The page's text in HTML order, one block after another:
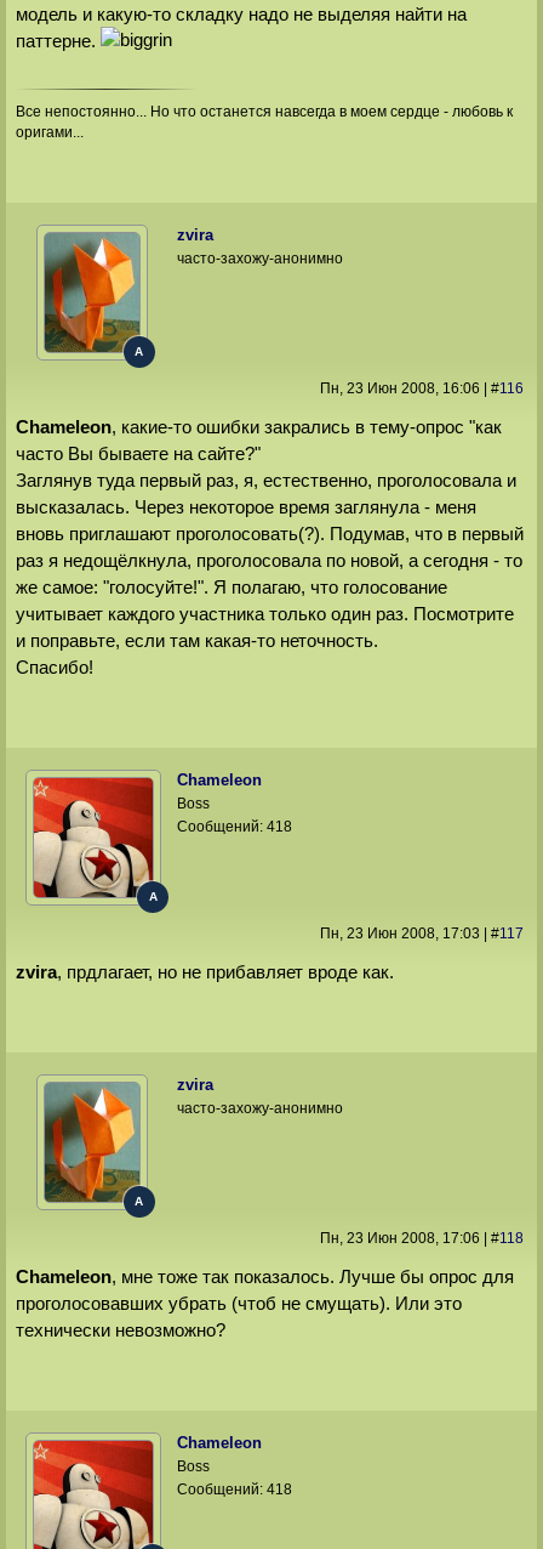
модель и какую-то складку надо не выделяя найти на
паттерне.
Все непостоянно... Но что останется навсегда в моем сердце - любовь к
оригами...
zvira
A
часто-захожу-анонимно
Пн, 23 Июн 2008, 16:06 #116
Chameleon, какие-то ошибки закрались в тему-опрос "как
часто Вы бываете на сайте?"
Заглянув туда первый раз, я, естественно, проголосовала и
высказалась. Через некоторое время заглянула - меня
вновь приглашают проголосовать(?). Подумав, что в первый
раз я недощёлкнула, проголосовала по новой, а сегодня - то
же самое: "голосуйте!". Я полагаю, что голосование
учитывает каждого участника только один раз. Посмотрите
и поправьте, если там какая-то неточность.
Спасибо!
Chameleon
A
Boss
Сообщений:418
Пн, 23 Июн 2008, 17:03 #117
zvira, прдлагает, но не прибавляет вроде как.
zvira
A
часто-захожу-анонимно
Пн, 23 Июн 2008, 17:06 #118
Chameleon, мне тоже так показалось. Лучше бы опрос для
проголосовавших убрать (чтоб не смущать). Или это
технически невозможно?
Chameleon
Boss
Сообщений:418